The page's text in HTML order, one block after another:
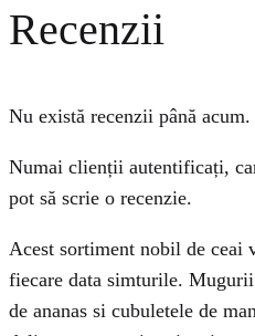
Recenzii
Nu există recenzii până acum.
Numai clienții autentificați,
pot să scrie o recenzie.
Acest sortiment nobil de ceai
fiecare data simturile.
de ananas si cubuletele de